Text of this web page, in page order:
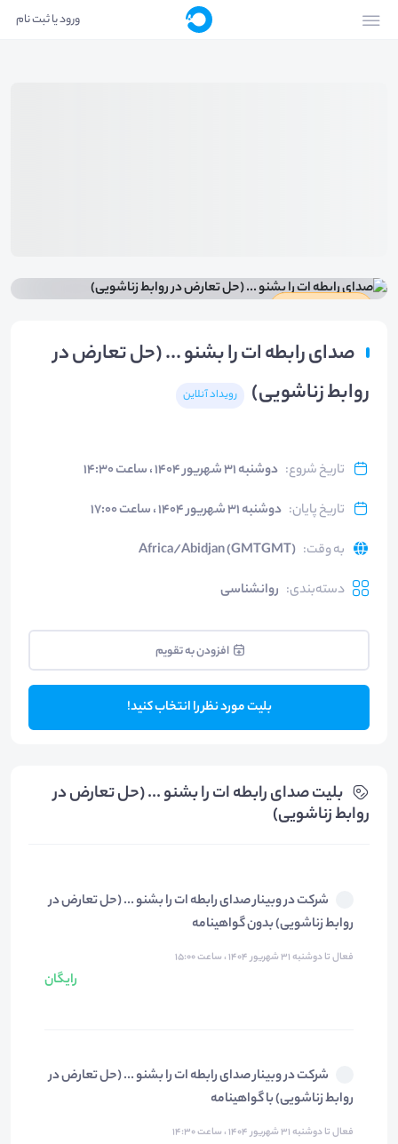
ورود یا ثبت نام
صدای رابطه ات را بشنو ... (حل تعارض در
روابط زناشویی)
رویداد آنلاین
تاریخ شروع: دوشنبه ۳۱ شهریور ۱۴۰۴ ، ساعت ۱۴:۳۰
تاریخ پایان: دوشنبه ۳۱ شهریور ۱۴۰۴ ، ساعت ۱۷:۰۰
به وقت:
Africa/Abidjan (GMTGMT)
دسته‌بندی: روانشناسی
افزودن به تقویم
بلیت مورد نظر را انتخاب کنید!
بلیت‌ صدای رابطه ات را بشنو ... (حل تعارض در
روابط زناشویی)
شرکت در وبینار صدای رابطه ات را بشنو ... (حل تعارض در
روابط زناشویی) بدون گواهینامه
فعال تا دوشنبه ۳۱ شهریور ۱۴۰۴ ، ساعت ۱۵:۰۰
رایگان
شرکت در وبینار صدای رابطه ات را بشنو ... (حل تعارض در
روابط زناشویی) با گواهینامه
فعال تا دوشنبه ۳۱ شهریور ۱۴۰۴ ، ساعت ۱۴:۳۰